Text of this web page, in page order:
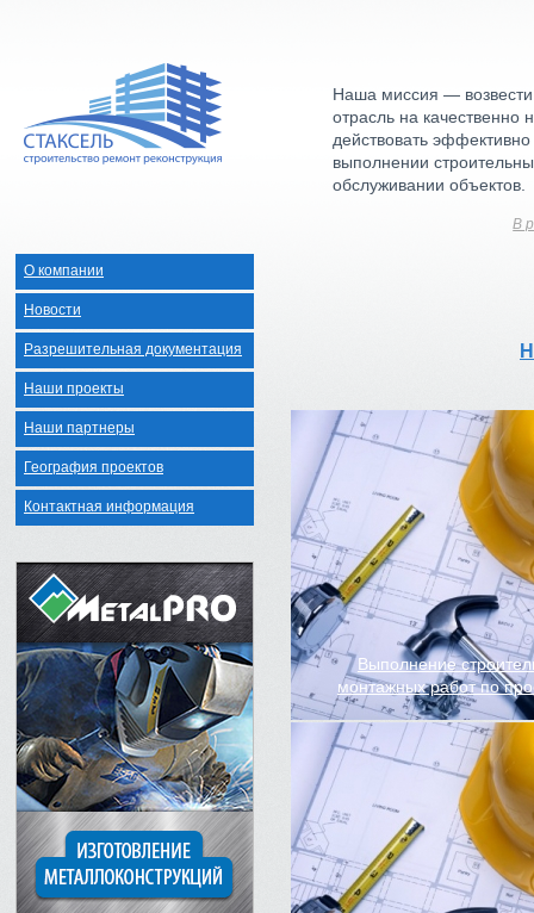
Наша миссия —
отрасль на качественно
действовать
выполнении
обслуживании объектов.
В
О компании
Новости
Разрешительная документация
Наши проекты
Наши партнеры
География проектов
Контактная информация
Выполнение
монтажных работ по